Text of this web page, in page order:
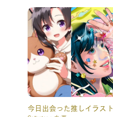
今日出会った推しイラスト